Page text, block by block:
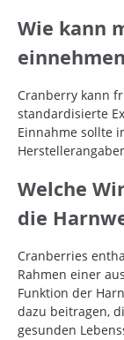
Wie kann
Cranberry kann
standardisierte
Einnahme sollte
Welche
die
Cranberries
Rahmen einer
Funktion der
dazu beitragen,
gesunden